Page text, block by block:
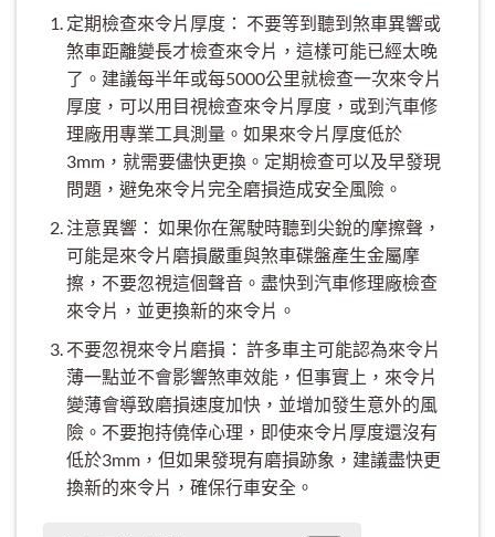
定期檢查來令片厚度： 不要等到聽到煞車異響或
煞車距離變長才檢查來令片，這樣可能已經太晚
了。建議每半年或每5000公里就檢查一次來令片
厚度，可以用目視檢查來令片厚度，或到汽車修
理廠用專業工具測量。如果來令片厚度低於
3mm，就需要儘快更換。定期檢查可以及早發現
問題，避免來令片完全磨損造成安全風險。
注意異響： 如果你在駕駛時聽到尖銳的摩擦聲，
可能是來令片磨損嚴重與煞車碟盤產生金屬摩
擦，不要忽視這個聲音。盡快到汽車修理廠檢查
來令片，並更換新的來令片。
不要忽視來令片磨損： 許多車主可能認為來令片
薄一點並不會影響煞車效能，但事實上，來令片
變薄會導致磨損速度加快，並增加發生意外的風
險。不要抱持僥倖心理，即使來令片厚度還沒有
低於3mm，但如果發現有磨損跡象，建議盡快更
換新的來令片，確保行車安全。